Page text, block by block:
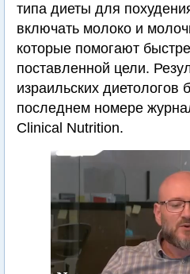
типа диеты для
включать молоко и
которые помогают
поставленной цели.
израильских
последнем номере
Clinical Nutrition.